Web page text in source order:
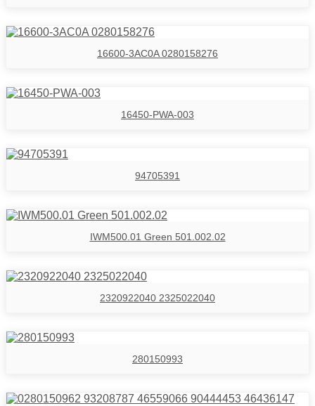
16600-3AC0A 0280158276
16450-PWA-003
94705391
IWM500.01 Green 501.002.02
2320922040 2325022040
280150993